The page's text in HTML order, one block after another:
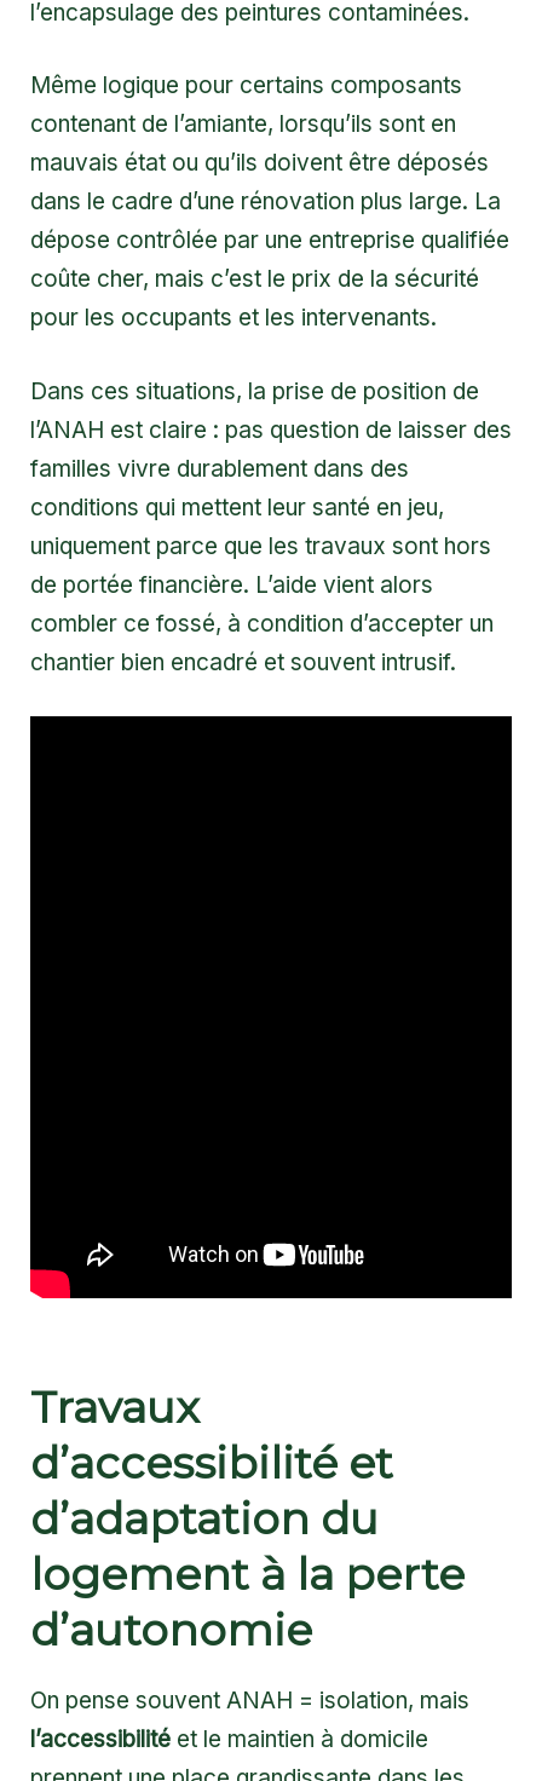
l’encapsulage des peintures contaminées.
Même logique pour certains composants
contenant de l’amiante, lorsqu’ils sont en
mauvais état ou qu’ils doivent être déposés
dans le cadre d’une rénovation plus large. La
dépose contrôlée par une entreprise qualifiée
coûte cher, mais c’est le prix de la sécurité
pour les occupants et les intervenants.
Dans ces situations, la prise de position de
l’ANAH est claire : pas question de laisser des
familles vivre durablement dans des
conditions qui mettent leur santé en jeu,
uniquement parce que les travaux sont hors
de portée financière. L’aide vient alors
combler ce fossé, à condition d’accepter un
chantier bien encadré et souvent intrusif.
Travaux
d’accessibilité et
d’adaptation du
logement à la perte
d’autonomie
On pense souvent ANAH = isolation, mais
l’accessibilité et le maintien à domicile